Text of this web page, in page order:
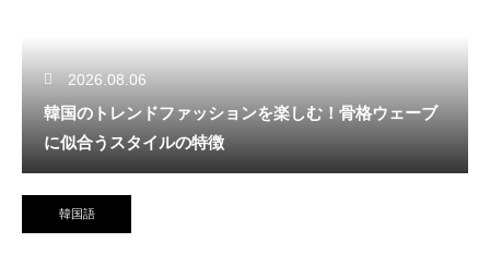
2026.08.06
韓国のトレンドファッションを楽しむ！骨格ウェーブ
に似合うスタイルの特徴
韓国語